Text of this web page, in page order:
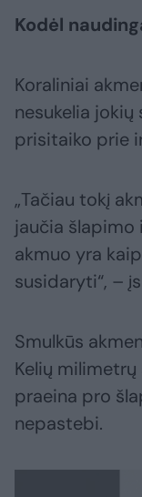
Kodėl
Koraliniai
nesukelia jokių
prisitaiko prie
„Tačiau tokį
jaučia šlapimo
akmuo yra
susidaryti“, –
Smulkūs
Kelių milimetrų
praeina pro
nepastebi.